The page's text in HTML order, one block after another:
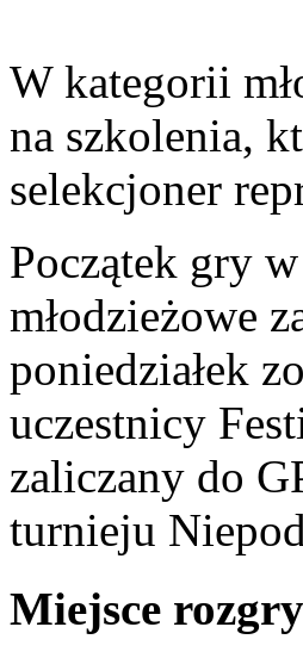
W kategorii
na szkolenia,
selekcjoner
Początek gry
młodzieżowe
poniedziałek
uczestnicy
zaliczany do
turnieju
Miejsce